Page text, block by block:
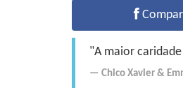
"A maior
Chico Xavier &